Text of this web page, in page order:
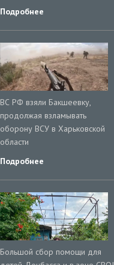
Подробнее
ВС РФ взяли Бакшеевку,
продолжая взламывать
оборону ВСУ в Харьковской
области
Подробнее
Большой сбор помощи для